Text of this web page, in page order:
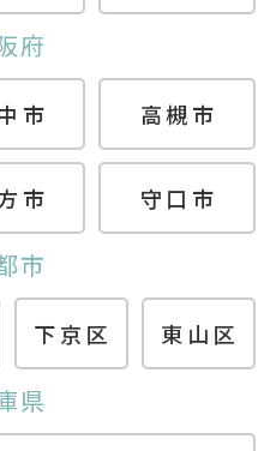
府
市 高槻市
市 守口市
市
下京区 東山区
県